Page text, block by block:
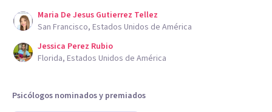
Maria De Jesus Gutierrez Tellez
San Francisco, Estados Unidos de América
Jessica Perez Rubio
Florida, Estados Unidos de América
Psicólogos nominados y premiados